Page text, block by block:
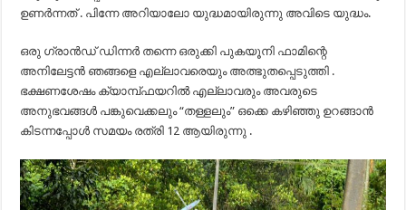
ഉണർന്നത് . പിന്നേ അറിയാലോ യുദ്ധമായിരുന്നു അവിടെ യുദ്ധം.
ഒരു ഗ്രാൻഡ് ഡിന്നർ തന്നെ ഒരുക്കി പുകയൂനി ഫാമിന്റെ
അനിലേട്ടൻ ഞങ്ങളെ എല്ലാവരെയും അത്ഭുതപ്പെടുത്തി .
ഭക്ഷണശേഷം ക്യാമ്പ്ഫയറിൽ എല്ലാവരും അവരുടെ
അനുഭവങ്ങൾ പങ്കുവെക്കലും “തള്ളലും” ഒക്കെ കഴിഞ്ഞു ഉറങ്ങാൻ
കിടന്നപ്പോൾ സമയം രത്രി 12 ആയിരുന്നു .